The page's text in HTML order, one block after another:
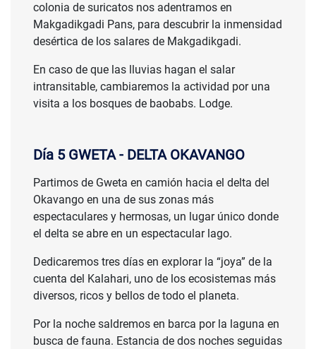
colonia de suricatos nos adentramos en
Makgadikgadi Pans, para descubrir la inmensidad
desértica de los salares de Makgadikgadi.
En caso de que las lluvias hagan el salar
intransitable, cambiaremos la actividad por una
visita a los bosques de baobabs. Lodge.
Día 5 GWETA - DELTA OKAVANGO
Partimos de Gweta en camión hacia el delta del
Okavango en una de sus zonas más
espectaculares y hermosas, un lugar único donde
el delta se abre en un espectacular lago.
Dedicaremos tres días en explorar la “joya” de la
cuenta del Kalahari, uno de los ecosistemas más
diversos, ricos y bellos de todo el planeta.
Por la noche saldremos en barca por la laguna en
busca de fauna. Estancia de dos noches seguidas